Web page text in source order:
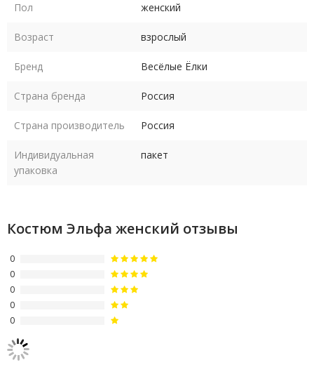
Уход - бережная стирка при 30 градусах, не отбеливать,
глажка в деликатном режиме
Пол женский
Возраст взрослый
Бренд Весёлые Ёлки
Страна бренда Россия
Страна производитель Россия
Индивидуальная
упаковка
пакет
Костюм Эльфа женский отзывы
0
0
0
0
0